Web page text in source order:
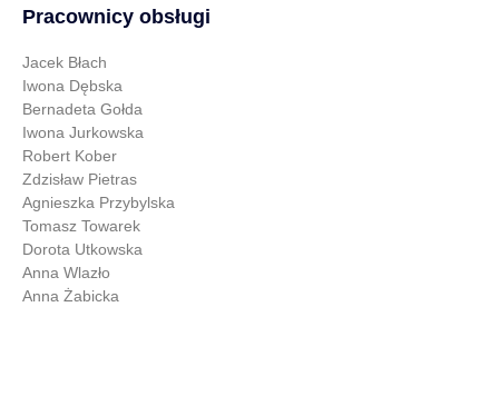
Pracownicy obsługi
Jacek Błach
Iwona Dębska
Bernadeta Gołda
Iwona Jurkowska
Robert Kober
Zdzisław Pietras
Agnieszka Przybylska
Tomasz Towarek
Dorota Utkowska
Anna Wlazło
Anna Żabicka